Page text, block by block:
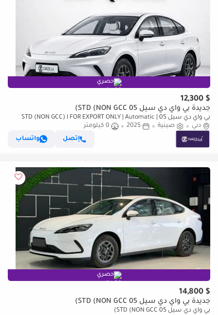
حصري
$ 12,300
جديدة بي واي دي سيل 05 STD (NON GCC)
بي واي دي سيل 05 STD (NON GCC) l FOR EXPORT ONLY | Automatic |
Brand New
دبي صينية 2025
0 كيلومتر
إتصل
واتساب
حصري
$ 14,800
جديدة بي واي دي سيل 05 STD (NON GCC)
بي واي دي سيل 05 STD (NON GCC)